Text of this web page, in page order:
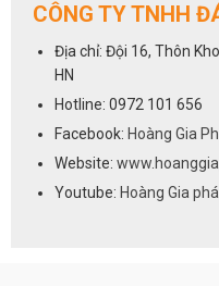
CÔNG TY TNHH
Địa chỉ: Đội 16, Thôn
HN
Hotline: 0972 101 656
Facebook: Hoàng Gia
Website:
Youtube: Hoàng Gia